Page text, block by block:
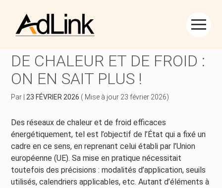
Aller
au
Créer et reprendre une activité
Développer votre entreprise
Construire votre patrimoine
Être prêt pour la facturation électronique
Piloter votre gestion
Gérer vos ressources humaines
Dématérialiser vos documents
DE CHALEUR ET DE FROID :
ON EN SAIT PLUS !
Par 23 FÉVRIER 2026 ( Mise à jour 23 février 2026)
Des réseaux de chaleur et de froid efficaces
énergétiquement, tel est l’objectif de l’État qui a fixé un
cadre en ce sens, en reprenant celui établi par l’Union
européenne (UE). Sa mise en pratique nécessitait
toutefois des précisions : modalités d’application, seuils
utilisés, calendriers applicables, etc. Autant d’éléments à